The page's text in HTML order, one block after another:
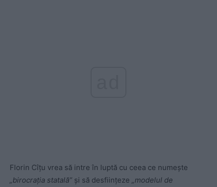
Florin Cîțu vrea să intre în luptă cu ceea ce numește
„birocrația statală” și să desființeze
„modelul de